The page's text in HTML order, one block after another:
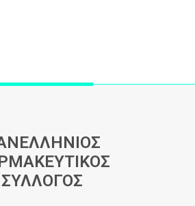
ΣΥΛΛΟΓΟΣ